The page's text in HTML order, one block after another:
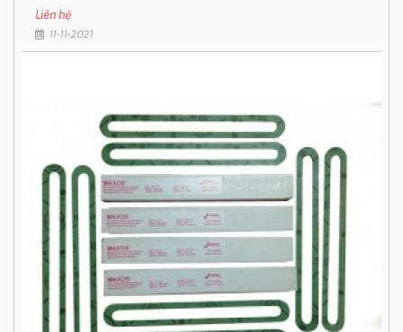
Liên hệ
11-11-2021